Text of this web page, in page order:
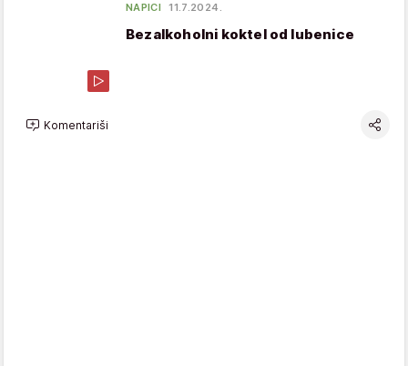
NAPICI 11.7.2024.
Bezalkoholni koktel od lubenice
Komentariši